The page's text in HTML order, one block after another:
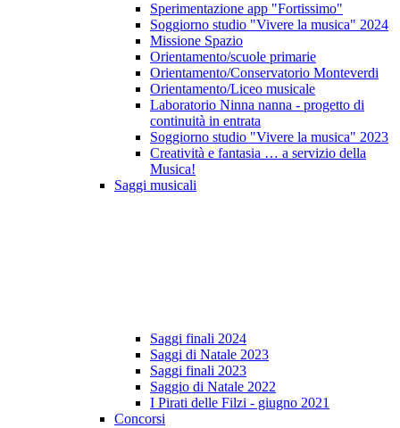
Sperimentazione app "Fortissimo"
Soggiorno studio "Vivere la musica" 2024
Missione Spazio
Orientamento/scuole primarie
Orientamento/Conservatorio Monteverdi
Orientamento/Liceo musicale
Laboratorio Ninna nanna - progetto di
continuità in entrata
Soggiorno studio "Vivere la musica" 2023
Creatività e fantasia … a servizio della
Musica!
Saggi musicali
Saggi finali 2024
Saggi di Natale 2023
Saggi finali 2023
Saggio di Natale 2022
I Pirati delle Filzi - giugno 2021
Concorsi